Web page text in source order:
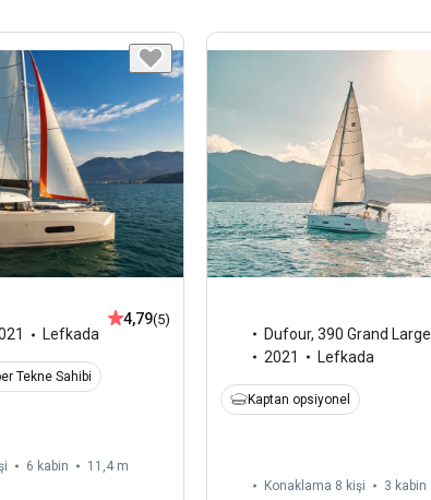
Lefkada
4,79(5)
Tekne Sahibi
6 kabin
11,4 m
Dufour, 390 Grand Large
2021
Lefkada
Kaptan opsiyonel
Konaklama 8 kişi 3 kabin